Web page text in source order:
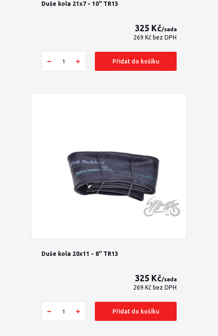
Duše kola 21x7 - 10" TR13
325 Kč/sada
269 Kč bez DPH
Přidat do košíku
Duše kola 20x11 - 8" TR13
325 Kč/sada
269 Kč bez DPH
Přidat do košíku